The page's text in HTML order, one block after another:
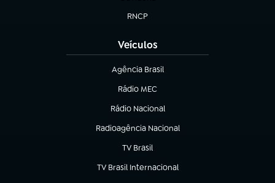
RNCP
(abre em nova aba)
Veículos
Agência Brasil
(abre em nova aba)
Rádio MEC
Rádio Nacional
(abre em nova aba)
Radioagência Nacional
(abre em nova aba)
TV Brasil
(abre em nova aba)
TV Brasil Internacional
(abre em nova aba)